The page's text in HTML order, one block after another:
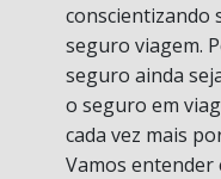
conscientizando
seguro viagem.
seguro ainda
o seguro em
cada vez mais
Vamos entender